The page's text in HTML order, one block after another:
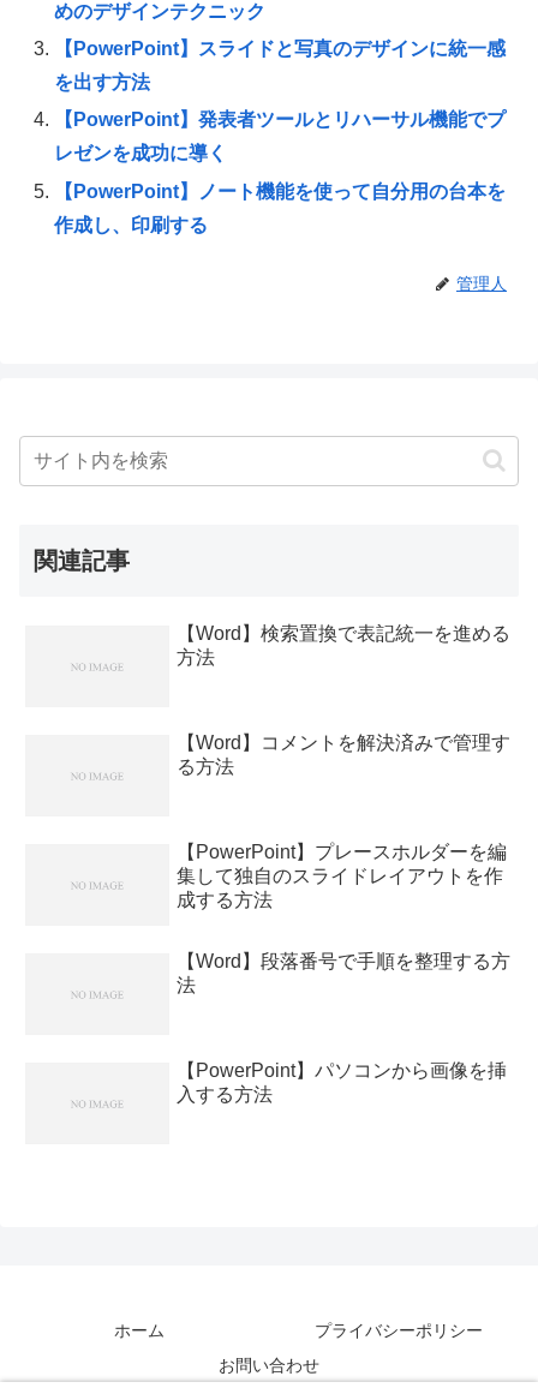
めのデザインテクニック
【PowerPoint】スライドと写真のデザインに統一感
を出す方法
【PowerPoint】発表者ツールとリハーサル機能でプ
レゼンを成功に導く
【PowerPoint】ノート機能を使って自分用の台本を
作成し、印刷する
管理人
関連記事
【Word】検索置換で表記統一を進める
方法
【Word】コメントを解決済みで管理す
る方法
【PowerPoint】プレースホルダーを編
集して独自のスライドレイアウトを作
成する方法
【Word】段落番号で手順を整理する方
法
【PowerPoint】パソコンから画像を挿
入する方法
ホーム
プライバシーポリシー
お問い合わせ